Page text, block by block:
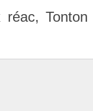
réac,